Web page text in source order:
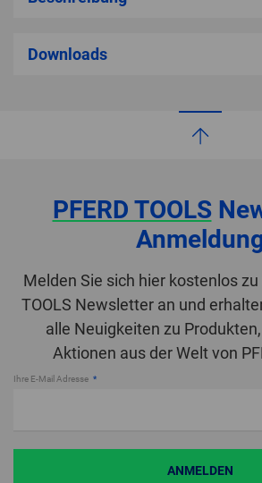
Downloads
PFERD TOOLS
Melden Sie sich hier kostenlos zu
TOOLS Newsletter an und
alle Neuigkeiten zu
Aktionen aus der Welt von
Ihre E-Mail Adresse
ANMELDEN